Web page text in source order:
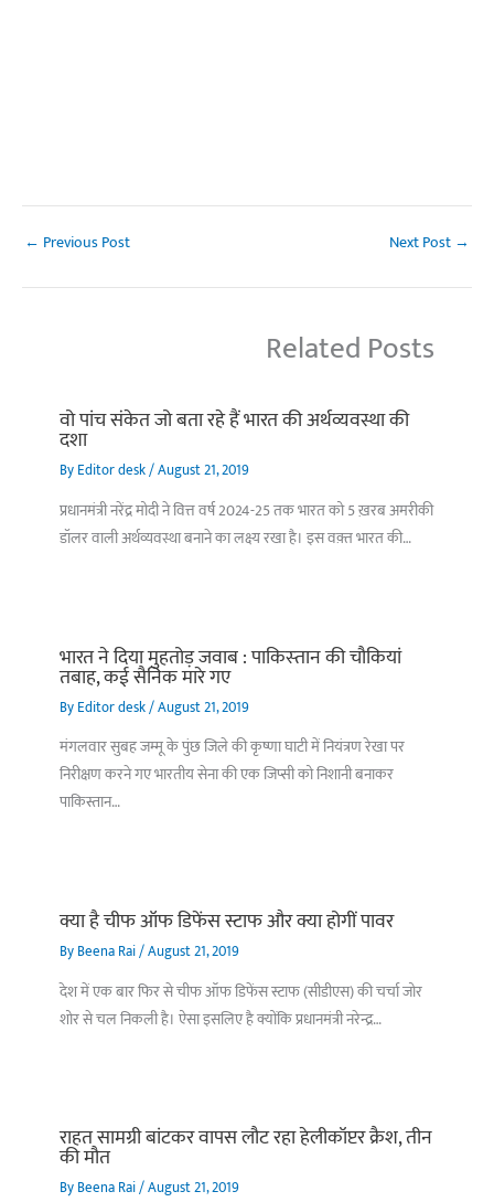
← Previous Post Next Post →
Related Posts
वो पांच संकेत जो बता रहे हैं भारत की अर्थव्यवस्था की
दशा
ByEditor desk/August 21, 2019
प्रधानमंत्री नरेंद्र मोदी ने वित्त वर्ष 2024-25 तक भारत को 5 ख़रब अमरीकी
डॉलर वाली अर्थव्यवस्था बनाने का लक्ष्य रखा है। इस वक़्त भारत की…
भारत ने दिया मुहतोड़ जवाब : पाकिस्‍तान की चौकियां
तबाह, कई सैनिक मारे गए
ByEditor desk/August 21, 2019
मंगलवार सुबह जम्मू के पुंछ जिले की कृष्णा घाटी में नियंत्रण रेखा पर
निरीक्षण करने गए भारतीय सेना की एक जिप्सी को निशानी बनाकर
पाकिस्तान…
क्या है चीफ ऑफ डिफेंस स्टाफ और क्या होगीं पावर
ByBeena Rai/August 21, 2019
देश में एक बार फिर से चीफ ऑफ डिफेंस स्टाफ (सीडीएस) की चर्चा जोर
शोर से चल निकली है। ऐसा इसलिए है क्योंकि प्रधानमंत्री नरेन्द्र…
राहत सामग्री बांटकर वापस लौट रहा हेलीकॉप्टर क्रैश, तीन
की मौत
ByBeena Rai/August 21, 2019